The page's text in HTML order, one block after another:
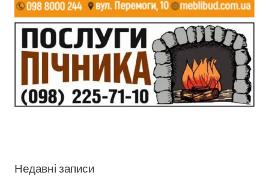
Недавні записи